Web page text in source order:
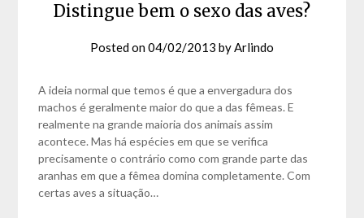
Distingue bem o sexo das aves?
Posted on04/02/2013 byArlindo
A ideia normal que temos é que a envergadura dos
machos é geralmente maior do que a das fêmeas. E
realmente na grande maioria dos animais assim
acontece. Mas há espécies em que se verifica
precisamente o contrário como com grande parte das
aranhas em que a fêmea domina completamente. Com
certas aves a situação…